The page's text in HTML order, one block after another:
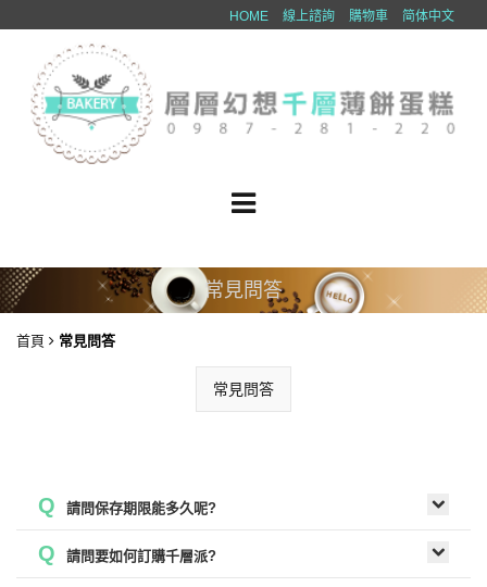
HOME 線上諮詢 購物車 简体中文
常見問答
首頁 常見問答
常見問答
Q 請問保存期限能多久呢?
Q 請問要如何訂購千層派?